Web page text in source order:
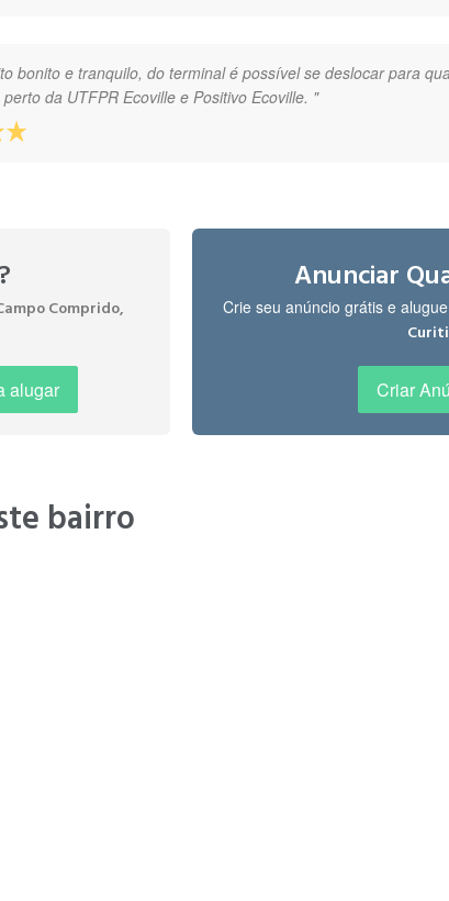
bonito e tranquilo, do terminal é possível se deslocar para
da UTFPR Ecoville e Positivo Ecoville. "
se morar "
Comprido,
alugar
Anunciar
Crie seu anúncio grátis e
Criar
bairro